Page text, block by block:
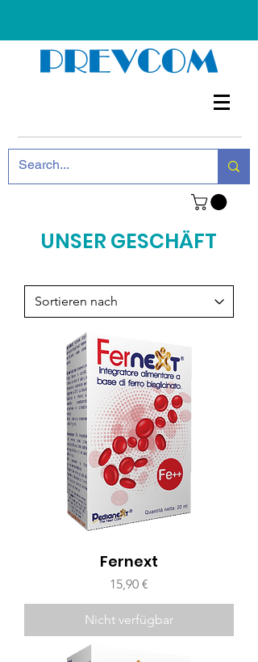
UNSER GESCHÄFT
Fernext
Preis
15,90 €
Nicht verfügbar